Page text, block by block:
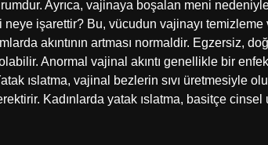
Ayrıca, vajinaya boşalan meni
işarettir? Bu, vücudun vajinayı
akıntının artması normaldir. Egzersiz,
Anormal vajinal akıntı genellikle bir
ıslatma, vajinal bezlerin sıvı üretmesiyle
Kadınlarda yatak ıslatma, basitçe